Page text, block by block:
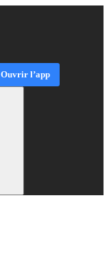
Ouvrir l’app